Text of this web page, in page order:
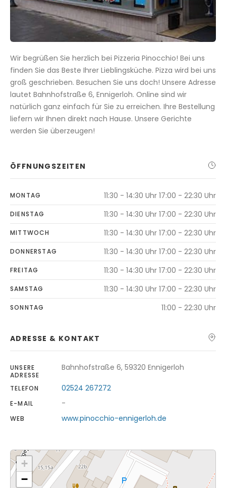
Wir begrüßen Sie herzlich bei Pizzeria Pinocchio! Bei uns
finden Sie das Beste Ihrer Lieblingsküche. Pizza wird bei uns
groß geschrieben. Besuchen Sie uns doch! Unsere Adresse
lautet Bahnhofstraße 6, Ennigerloh. Online sind wir
natürlich ganz einfach für Sie zu erreichen. Ihre Bestellung
liefern wir Ihnen direkt nach Hause. Unsere Gerichte
werden Sie überzeugen!
ÖFFNUNGSZEITEN
MONTAG 11:30 - 14:30 Uhr 17:00 - 22:30 Uhr
DIENSTAG 11:30 - 14:30 Uhr 17:00 - 22:30 Uhr
MITTWOCH 11:30 - 14:30 Uhr 17:00 - 22:30 Uhr
DONNERSTAG 11:30 - 14:30 Uhr 17:00 - 22:30 Uhr
FREITAG 11:30 - 14:30 Uhr 17:00 - 22:30 Uhr
SAMSTAG 11:30 - 14:30 Uhr 17:00 - 22:30 Uhr
SONNTAG 11:00 - 22:30 Uhr
ADRESSE & KONTAKT
UNSERE
ADRESSE
Bahnhofstraße 6, 59320 Ennigerloh
TELEFON 02524 267272
E-MAIL -
WEB www.pinocchio-ennigerloh.de
+
−